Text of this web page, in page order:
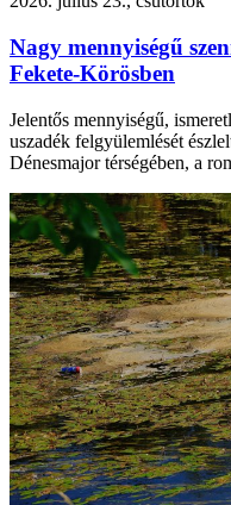
Nagy mennyiségű
Fekete-Körösben
Jelentős mennyiségű,
uszadék felgyülemlését
Dénesmajor térségében, a